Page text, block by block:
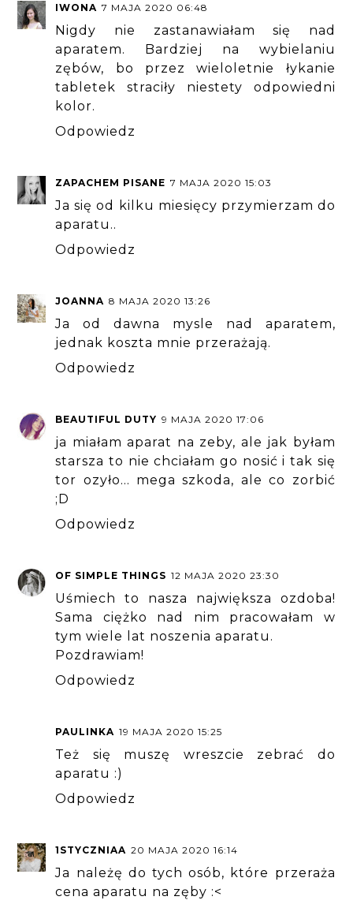
IWONA 7 MAJA 2020 06:48
Nigdy nie zastanawiałam się nad
aparatem. Bardziej na wybielaniu
zębów, bo przez wieloletnie łykanie
tabletek straciły niestety odpowiedni
kolor.
Odpowiedz
ZAPACHEM PISANE 7 MAJA 2020 15:03
Ja się od kilku miesięcy przymierzam do
aparatu..
Odpowiedz
JOANNA 8 MAJA 2020 13:26
Ja od dawna mysle nad aparatem,
jednak koszta mnie przerażają.
Odpowiedz
BEAUTIFUL DUTY 9 MAJA 2020 17:06
ja miałam aparat na zeby, ale jak byłam
starsza to nie chciałam go nosić i tak się
tor ozyło... mega szkoda, ale co zorbić
;D
Odpowiedz
OF SIMPLE THINGS 12 MAJA 2020 23:30
Uśmiech to nasza największa ozdoba!
Sama ciężko nad nim pracowałam w
tym wiele lat noszenia aparatu.
Pozdrawiam!
Odpowiedz
PAULINKA 19 MAJA 2020 15:25
Też się muszę wreszcie zebrać do
aparatu :)
Odpowiedz
1STYCZNIAA 20 MAJA 2020 16:14
Ja należę do tych osób, które przeraża
cena aparatu na zęby :<